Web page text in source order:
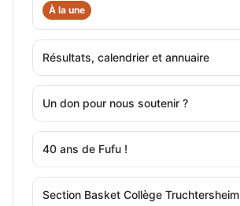
À la une
Résultats, calendrier et annuaire
Un don pour nous soutenir ?
40 ans de Fufu !
Section Basket Collège Truchtersheim